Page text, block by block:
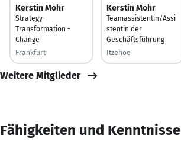
Kerstin Mohr
Strategy -
Transformation -
Change
Frankfurt
Kerstin Mohr
Teamassistentin/Assi
stentin der
Geschäftsführung
Itzehoe
Weitere Mitglieder
Fähigkeiten und Kenntnisse